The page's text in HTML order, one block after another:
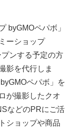
byGMOペパボ」
ーショップ
ンする予定の方
影を代行しま
ペパボ」を
が撮影したクオ
などのPRにご活
ショップや商品